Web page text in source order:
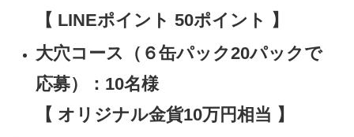
【 LINEポイント 50ポイント 】
大穴コース（６缶パック20パックで
応募）：10名様
【 オリジナル金貨10万円相当 】